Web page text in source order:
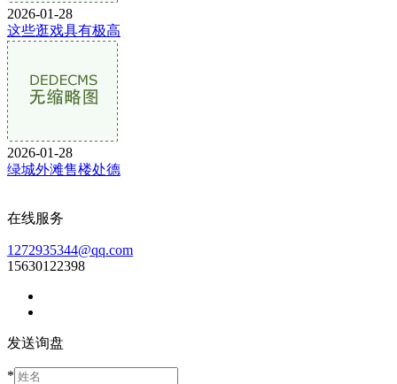
2026-01-28
这些逛戏具有极高
2026-01-28
绿城外滩售楼处德
在线服务
1272935344@qq.com
15630122398
发送询盘
*